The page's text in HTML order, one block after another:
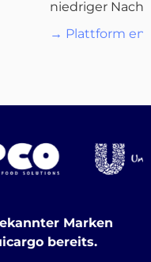
niedriger
→ Plattform
Marken
bereits.